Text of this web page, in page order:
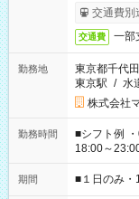
交通費別
交通費 一部
勤務地
東京都千代
東京駅 / 水
株式会社
勤務時間
■シフト例
18:00～
etc ★最短で3時間で5,120円のお仕事から 15時間で2万円近く稼
げるお仕事も！ ご希望のお時間に合わせてご紹
期間 ■１日のみ・